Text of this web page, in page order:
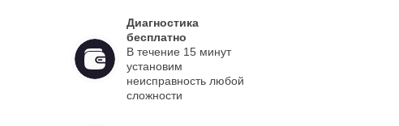
Диагностика
бесплатно
В течение 15 минут
установим
неисправность любой
сложности